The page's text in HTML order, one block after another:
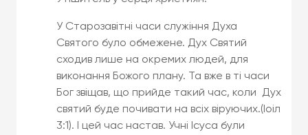
У Старозавітні часи служіння Духа
Святого було обмежене. Дух Святий
сходив лише на окремих людей, для
виконання Божого плану. Та вже в ті часи
Бог звіщав, що прийде такий час, коли Дух
святий буде почивати на всіх віруючих.(Іоіл
3:1). І цей час настав. Учні Ісуса були